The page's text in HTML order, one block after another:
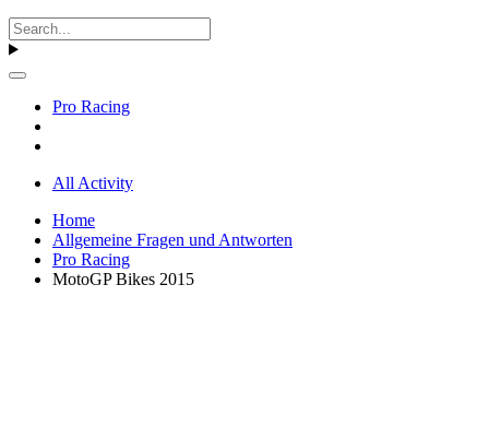
Pro Racing
All Activity
Home
Allgemeine Fragen und Antworten
Pro Racing
MotoGP Bikes 2015